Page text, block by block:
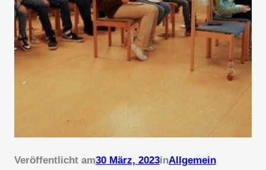
Veröffentlicht am30 März, 2023inAllgemein